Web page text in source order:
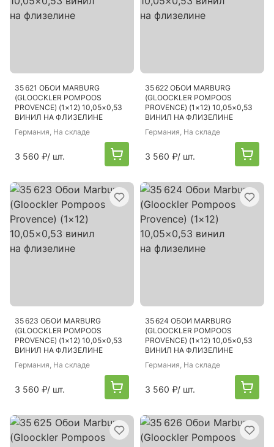
35 621 ОБОИ MARBURG
(GLOOCKLER POMPOOS
PROVENCE) (1×12) 10,05×0,53
ВИНИЛ НА ФЛИЗЕЛИНЕ
Германия, На складе
3 560 ₽/ шт.
35 622 ОБОИ MARBURG
(GLOOCKLER POMPOOS
PROVENCE) (1×12) 10,05×0,53
ВИНИЛ НА ФЛИЗЕЛИНЕ
Германия, На складе
3 560 ₽/ шт.
35 623 ОБОИ MARBURG
(GLOOCKLER POMPOOS
PROVENCE) (1×12) 10,05×0,53
ВИНИЛ НА ФЛИЗЕЛИНЕ
Германия, На складе
3 560 ₽/ шт.
35 624 ОБОИ MARBURG
(GLOOCKLER POMPOOS
PROVENCE) (1×12) 10,05×0,53
ВИНИЛ НА ФЛИЗЕЛИНЕ
Германия, На складе
3 560 ₽/ шт.